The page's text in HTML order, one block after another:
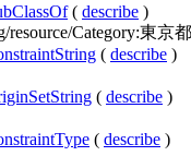
( describe )
resource/Category:東京
( describe )
( describe )
( describe )